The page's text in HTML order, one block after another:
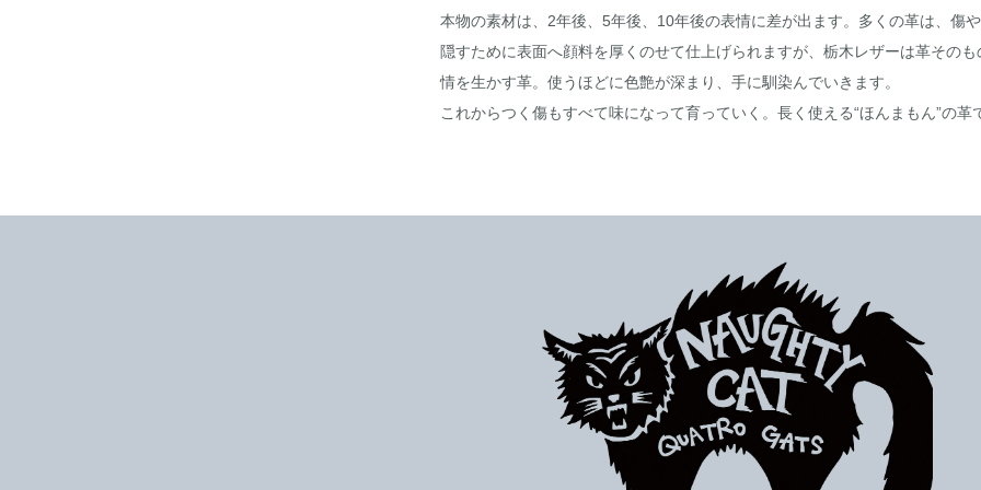
本物の素材は、2年後、5年後、10年後の表情に差が出ます。多くの革は、傷
隠すために表面へ顔料を厚くのせて仕上げられますが、栃木レザーは革そのも
情を生かす革。使うほどに色艶が深まり、手に馴染んでいきます。
これからつく傷もすべて味になって育っていく。長く使える“ほんまもん”の革